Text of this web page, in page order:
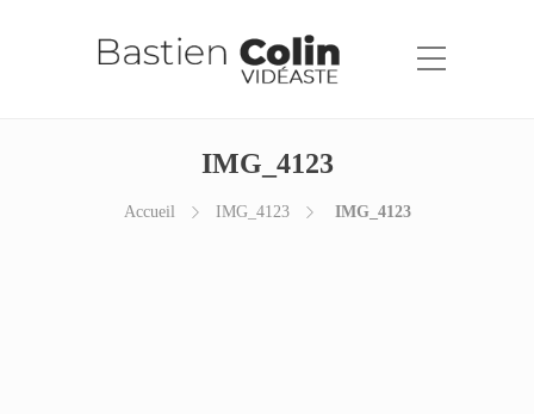
IMG_4123
Accueil IMG_4123 IMG_4123